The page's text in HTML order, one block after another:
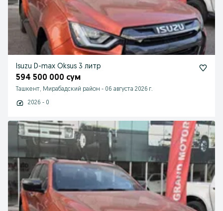
Isuzu D-max Oksus 3 литр
594 500 000 сум
Ташкент, Мирабадский район - 06 августа 2026 г.
2026 - 0